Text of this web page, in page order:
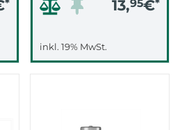
* 13,95€*
inkl. 19% MwSt.